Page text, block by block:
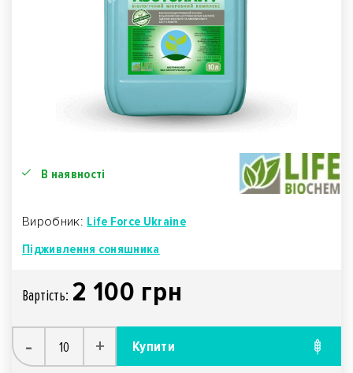
В наявності
Виробник: Life Force Ukraine
Підживлення соняшника
Вартiсть: 2 100 грн
- + Купити